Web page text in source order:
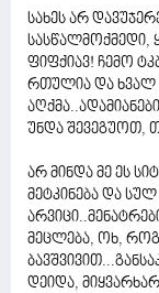
სახეს არ
სასწალმოქმედი,
ფიფქიავ! ჩემო
რთულია და
უნდა შევეგუოთ,
არ მინდა მე ეს
მეტკინება და სულ
მეცლება, ოხ,
დეიდა, მიყვარხარ